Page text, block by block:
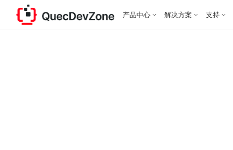
产品中心 解决方案 支持